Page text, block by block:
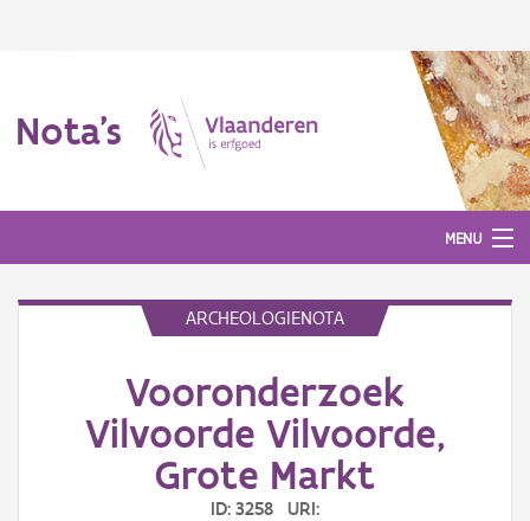
Nota's
MENU
ARCHEOLOGIENOTA
Vooronderzoek
Vilvoorde Vilvoorde,
Grote Markt
ID: 3258 URI: